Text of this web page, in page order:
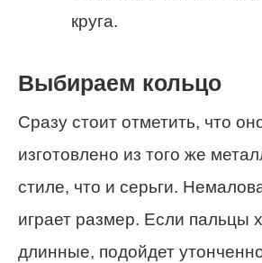
круга.
Выбираем кольцо
Сразу стоит отметить, что
изготовлено из того же
стиле, что и серьги.
играет размер. Если пальцы
длинные, подойдет